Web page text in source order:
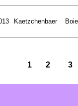
Kaetzchenbaer
1 2 3